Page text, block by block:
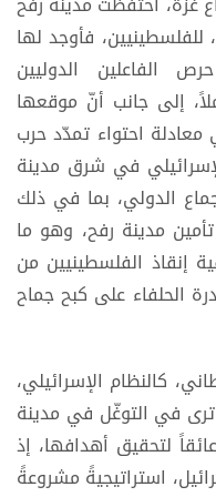
للفلسطينيين، فأوجد لها
الدوليين
إلى جانب أنّ موقعها
احتواء تمدّد حرب
في شرق مدينة
الدولي، بما في ذلك
مدينة رفح، وهو ما
إنقاذ الفلسطينيين من
الحلفاء على كبح جماح
كالنظام الإسرائيلي،
ترى في التوغّل في مدينة
لتحقيق أهدافها، إذ
استراتيجيةً مشروعةً